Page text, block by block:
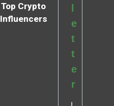
Top Crypto
Influencers
l
e
t
t
e
r